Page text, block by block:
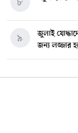
জুলাই
জন্য লজ্জার
৯
১০
মিশিগানে